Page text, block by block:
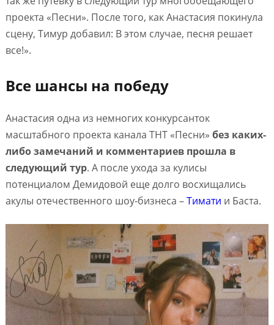
проекта «Песни». После того, как Анастасия покинула
сцену, Тимур добавил: В этом случае, песня решает
все!».
Все шансы на победу
Анастасия одна из немногих конкурсанток
масштабного проекта канала ТНТ «Песни» без каких-
либо замечаний и комментариев прошла в
следующий тур. А после ухода за кулисы
потенциалом Демидовой еще долго восхищались
акулы отечественного шоу-бизнеса –Тимати и Баста.